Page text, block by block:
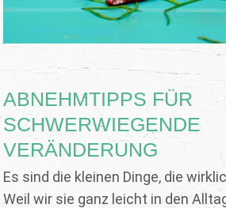
ABNEHMTIPPS FÜR
SCHWERWIEGENDE
VERÄNDERUNG
Es sind die kleinen Dinge, die
Weil wir sie ganz leicht in den